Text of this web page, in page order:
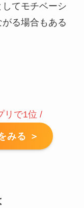
てモチベーシ
る場合もある
リで1位 /
みる ＞